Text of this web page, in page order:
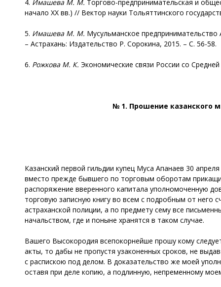
4. Имашева М. М. Торгово-предпринимательская и
начало ХХ вв.) // Вектор науки Тольяттинского
5. Имашева М. М. Мусульманское предпринимательство
– Астрахань: Издательство Р. Сорокина, 2015. – С. 56-58.
6. Рожкова М. К. Экономические связи России со
№ 1. Прошение казанского
Казанский первой гильдии купец Муса Апанаев 30
вместо прежде бывшего по торговым оборотам
распоряжение вверенного капитала уполномоченную
торговую записную книгу во всем с подробным от
астраханской полиции, а по предмету сему все
начальством, где и поныне хранятся в таком случае.
Вашего Высокородия всепокорнейше прошу кому
акты, то дабы не пропустя узаконенных сроков, не
с распискою под делом. В доказательство же моей
оставя при деле копию, а подлинную, непременному